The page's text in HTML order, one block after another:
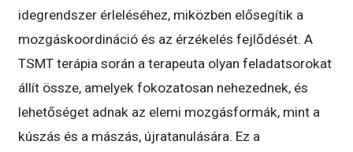
idegrendszer érleléséhez, miközben elősegítik a
mozgáskoordináció és az érzékelés fejlődését. A
TSMT terápia során a terapeuta olyan feladatsorokat
állít össze, amelyek fokozatosan nehezednek, és
lehetőséget adnak az elemi mozgásformák, mint a
kúszás és a mászás, újratanulására. Ez a